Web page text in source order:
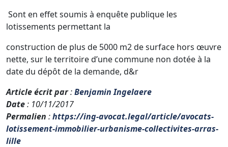
Sont en effet soumis à enquête publique les
lotissements permettant la
construction de plus de 5000 m2 de surface hors œuvre
nette, sur le territoire d’une commune non dotée à la
date du dépôt de la demande, d&r
Article écrit par:Benjamin Ingelaere
Date: 10/11/2017
Permalien :https://ing-avocat.legal/article/avocats-
lotissement-immobilier-urbanisme-collectivites-arras-
lille